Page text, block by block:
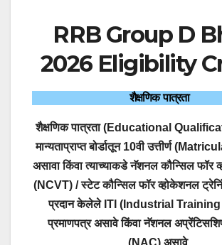
RRB Group D
2026 Eligibility
शैक्षणिक पात्रता
शैक्षणिक पात्रता (Educational
मान्यताप्राप्त बोर्डातून 10वी उत्तीर्ण
असावाकिंवात्याच्याकडे नॅशनल कौन्सिल फॉर
(NCVT) / स्टेट कौन्सिल फॉर व्होकेशनल
प्रदान केलेले ITI (Industrial
प्रमाणपत्र असावेकिंवानॅशनल
(NAC) असावे.